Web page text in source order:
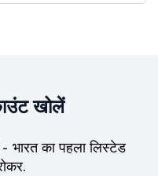
खोलें
- भारत का पहला लिस्टेड